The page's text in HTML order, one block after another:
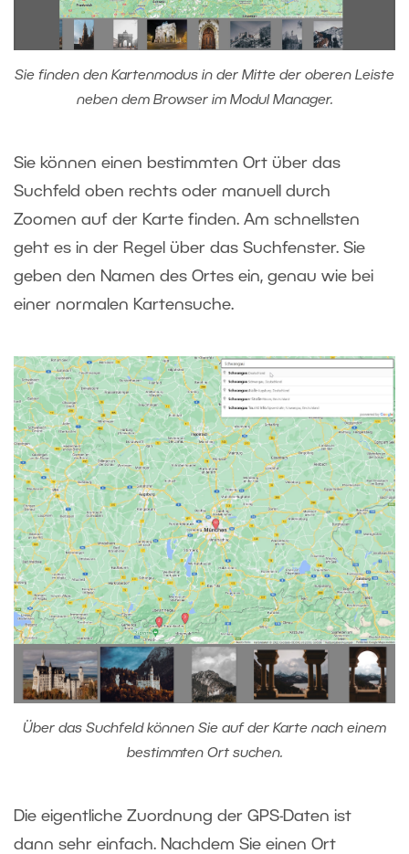
Sie finden den Kartenmodus in der Mitte der oberen Leiste
neben dem Browser im Modul Manager.
Sie können einen bestimmten Ort über das
Suchfeld oben rechts oder manuell durch
Zoomen auf der Karte finden. Am schnellsten
geht es in der Regel über das Suchfenster. Sie
geben den Namen des Ortes ein, genau wie bei
einer normalen Kartensuche.
Über das Suchfeld können Sie auf der Karte nach einem
bestimmten Ort suchen.
Die eigentliche Zuordnung der GPS-Daten ist
dann sehr einfach. Nachdem Sie einen Ort